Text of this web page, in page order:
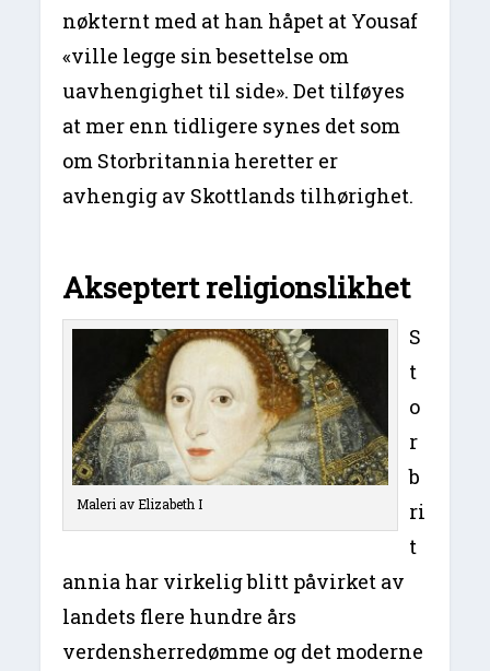
nøkternt med at han håpet at Yousaf
«ville legge sin besettelse om
uavhengighet til side». Det tilføyes
at mer enn tidligere synes det som
om Storbritannia heretter er
avhengig av Skottlands tilhørighet.
Akseptert religionslikhet
Maleri av Elizabeth I
S
t
o
r
b
ri
t
annia har virkelig blitt påvirket av
landets flere hundre års
verdensherredømme og det moderne